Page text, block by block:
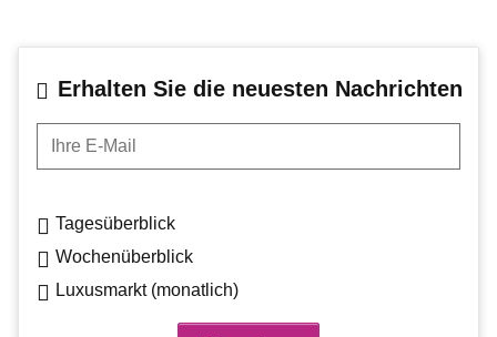
Erhalten Sie die neuesten Nachrichten
Ihre E-Mail
Tagesüberblick
Wochenüberblick
Luxusmarkt (monatlich)